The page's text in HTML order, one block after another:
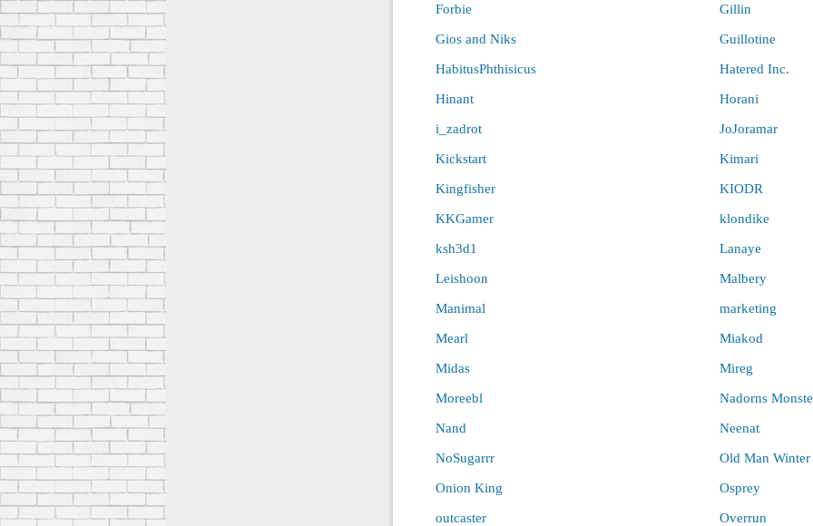
Forbie Gillin
Gios and Niks Guillotine
HabitusPhthisicus Hatered Inc.
Hinant Horani
i_zadrot JoJoramar
Kickstart Kimari
Kingfisher KIODR
KKGamer klondike
ksh3d1 Lanaye
Leishoon Malbery
Manimal marketing
Mearl Miakod
Midas Mireg
Moreebl Nadorns
Nand Neenat
NoSugarrr Old Man Winter
Onion King Osprey
outcaster Overrun